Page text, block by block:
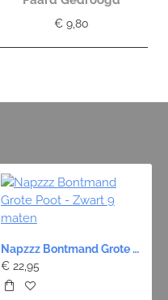
€ 9,80
Napzzz Bontmand Grote Poot - Zwart 9 maten
€ 22,95